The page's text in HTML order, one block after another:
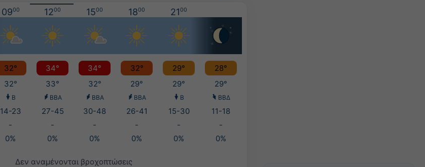
0900 1200 1500 1800 2100
32° 34° 34° 32° 29°
28°
32° 33° 32° 29° 29° 29°
Β ΒΒΑ ΒΒΑ ΒΒΑ Β ΒΒΔ
14-23 27-45 30-48 26-41 15-30
11-18
- - - - -
-
0% 0% 0% 0% 0% 0%
Δεν αναμένονται βροχοπτώσεις